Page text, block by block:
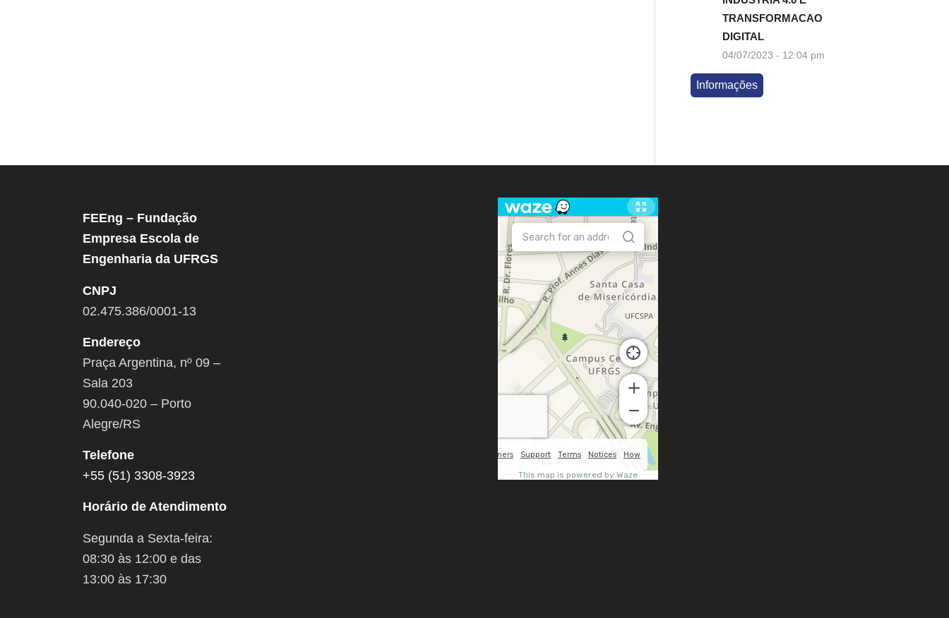
TRANSFORMACAO
DIGITAL
04/07/2023 - 12:04 pm
Informações
FEEng – Fundação
Empresa Escola de
Engenharia da UFRGS
CNPJ
02.475.386/0001-13
Endereço
Praça Argentina, nº 09 –
Sala 203
90.040-020 – Porto
Alegre/RS
Telefone
+55 (51) 3308-3923
Horário de Atendimento
Segunda a Sexta-feira:
08:30 às 12:00 e das
13:00 às 17:30